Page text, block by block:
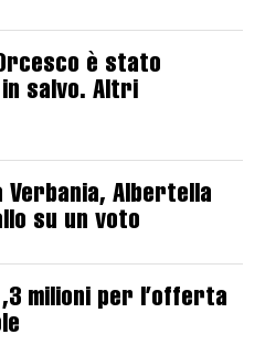
è stato
salvo. Altri
Verbania, Albertella
su un voto
milioni per l’offerta